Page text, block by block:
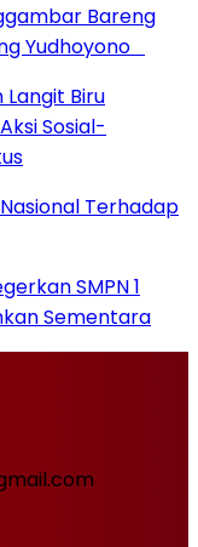
Bareng
Yudhoyono
Biru
Sosial-
Terhadap
SMPN 1
Sementara